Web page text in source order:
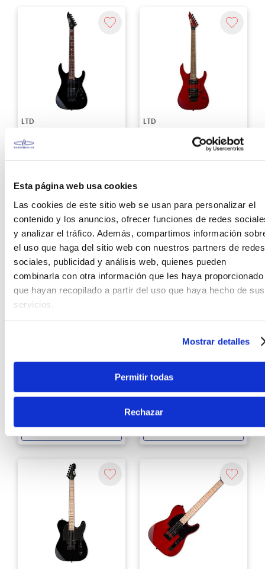
Esta página web usa cookies
Las cookies de este sitio web se usan para personalizar el
contenido y los anuncios, ofrecer funciones de redes
y analizar el tráfico. Además, compartimos información
el uso que haga del sitio web con nuestros partners de redes
sociales, publicidad y análisis web, quienes pueden
combinarla con otra información que les haya proporcionado
que hayan recopilado a partir del uso que haya hecho de sus
servicios.
Mostrar detalles
Permitir todas
Rechazar
LTD
KH202 - Kirk Hammett
Signature
Sin Stock Online
LTD
M200 FM STR
Sin Stock Online
Guitarra Eléctrica Ltd
Sin Stock Online
Guitarra eléctrica Ltd
Sin Stock Online